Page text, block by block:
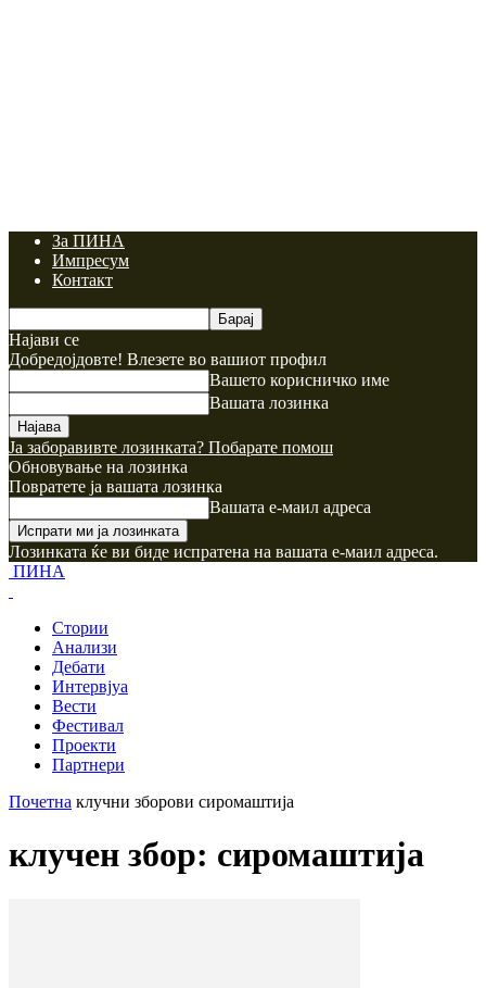
За ПИНА
Импресум
Контакт
Најави се
Добредојдовте! Влезете во вашиот профил
Вашето корисничко име
Вашата лозинка
Ја заборавивте лозинката? Побарате помош
Обновување на лозинка
Повратете ја вашата лозинка
Вашата е-маил адреса
Лозинката ќе ви биде испратена на вашата е-маил адреса.
ПИНА
Стории
Анализи
Дебати
Интервјуа
Вести
Фестивал
Проекти
Партнери
Почетна клучни зборови сиромаштија
клучен збор: сиромаштија